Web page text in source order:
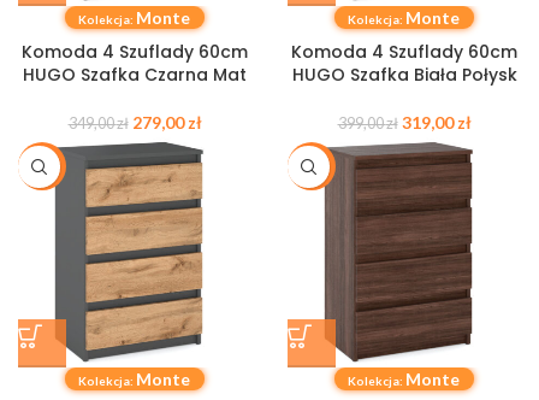
Kolekcja: Monte
Komoda 4 Szuflady 60cm
HUGO Szafka Czarna Mat
349,00zł 279,00zł
Kolekcja: Monte
Komoda 4 Szuflady 60cm
HUGO Szafka Biała Połysk
399,00zł 319,00zł
-20%
Kolekcja: Monte
-19%
Kolekcja: Monte